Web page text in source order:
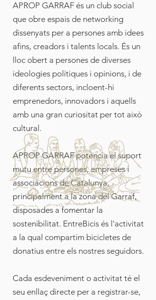
APROP GARRAF és un club social
que obre espais de networking
dissenyats per a persones amb idees
afins, creadors i talents locals. És un
lloc obert a persones de diverses
ideologies polítiques i opinions, i de
diferents sectors, incloent-hi
emprenedors, innovadors i aquells
amb una gran curiositat per tot això
cultural.
APROP GARRAF potencia el suport
mutu entre persones, empreses i
associacions de Catalunya,
principalment a la zona del Garraf,
disposades a fomentar la
sostenibilitat. EntreBicis és l'activitat
a la qual compartim bicicletes de
donatius entre els nostres seguidors.
Cada esdeveniment o activitat té el
seu enllaç directe per a registrar-se,